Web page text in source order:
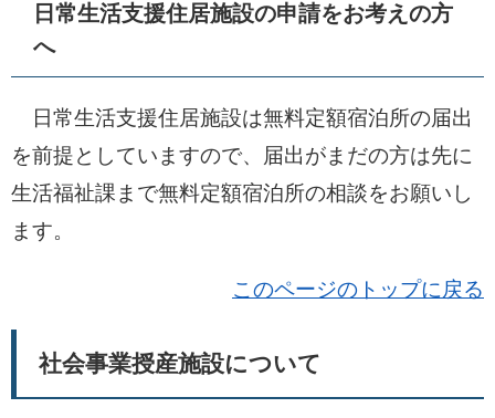
日常生活支援住居施設の申請をお考えの方
へ
日常生活支援住居施設は無料定額宿泊所の届出
を前提としていますので、届出がまだの方は先に
生活福祉課まで無料定額宿泊所の相談をお願いし
ます。
このページのトップに戻る
社会事業授産施設について